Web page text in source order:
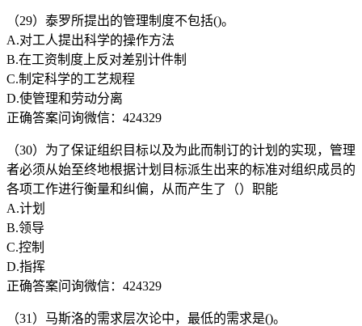
（29）泰罗所提出的管理制度不包括()。
A.对工人提出科学的操作方法
B.在工资制度上反对差别计件制
C.制定科学的工艺规程
D.使管理和劳动分离
正确答案问询微信：424329
（30）为了保证组织目标以及为此而制订的计划的实现，管理
者必须从始至终地根据计划目标派生出来的标准对组织成员的
各项工作进行衡量和纠偏，从而产生了（）职能
A.计划
B.领导
C.控制
D.指挥
正确答案问询微信：424329
（31）马斯洛的需求层次论中，最低的需求是()。